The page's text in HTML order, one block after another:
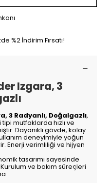
%2 İndirim Fırsatı!
Izgara, 3
3 Radyanlı, Doğalgazlı,
mutfaklarda hızlı ve
Dayanıklı gövde, kolay
deneyimiyle yoğun
Enerji verimliliği ve hijyen
tasarımı sayesinde
ve bakım süreçleri